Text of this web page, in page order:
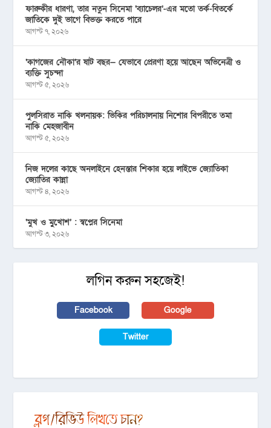
ফারুকীর ধারণা, তার নতুন সিনেমা ‘ব্যাচেলর’-এর মতো তর্ক-বিতর্কে
জাতিকে দুই ভাগে বিভক্ত করতে পারে
আগস্ট ৭, ২০২৬
‘কাগজের নৌকা’র ষাট বছর— যেভাবে প্রেরণা হয়ে আছেন অভিনেত্রী ও
ব্যক্তি সুচন্দা
আগস্ট ৫, ২০২৬
পুলসিরাত নাকি খলনায়ক: ভিকির পরিচালনায় নিশোর বিপরীতে তমা
নাকি মেহজাবীন
আগস্ট ৫, ২০২৬
নিজ দলের কাছে অনলাইনে হেনস্তার শিকার হয়ে লাইভে জ্যোতিকা
জ্যোতির কান্না
আগস্ট ৪, ২০২৬
‘মুখ ও মু্খোশ’ : স্বপ্নের সিনেমা
আগস্ট ৩, ২০২৬
লগিন করুন সহজেই!
Facebook Google
Twitter